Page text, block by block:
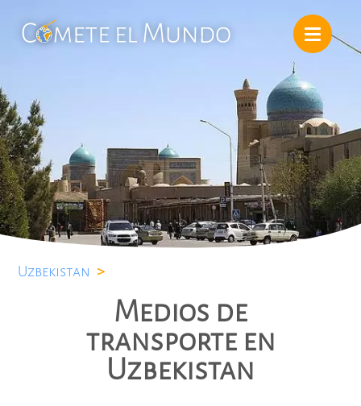
Uzbekistan >
Medios de
transporte en
Uzbekistan